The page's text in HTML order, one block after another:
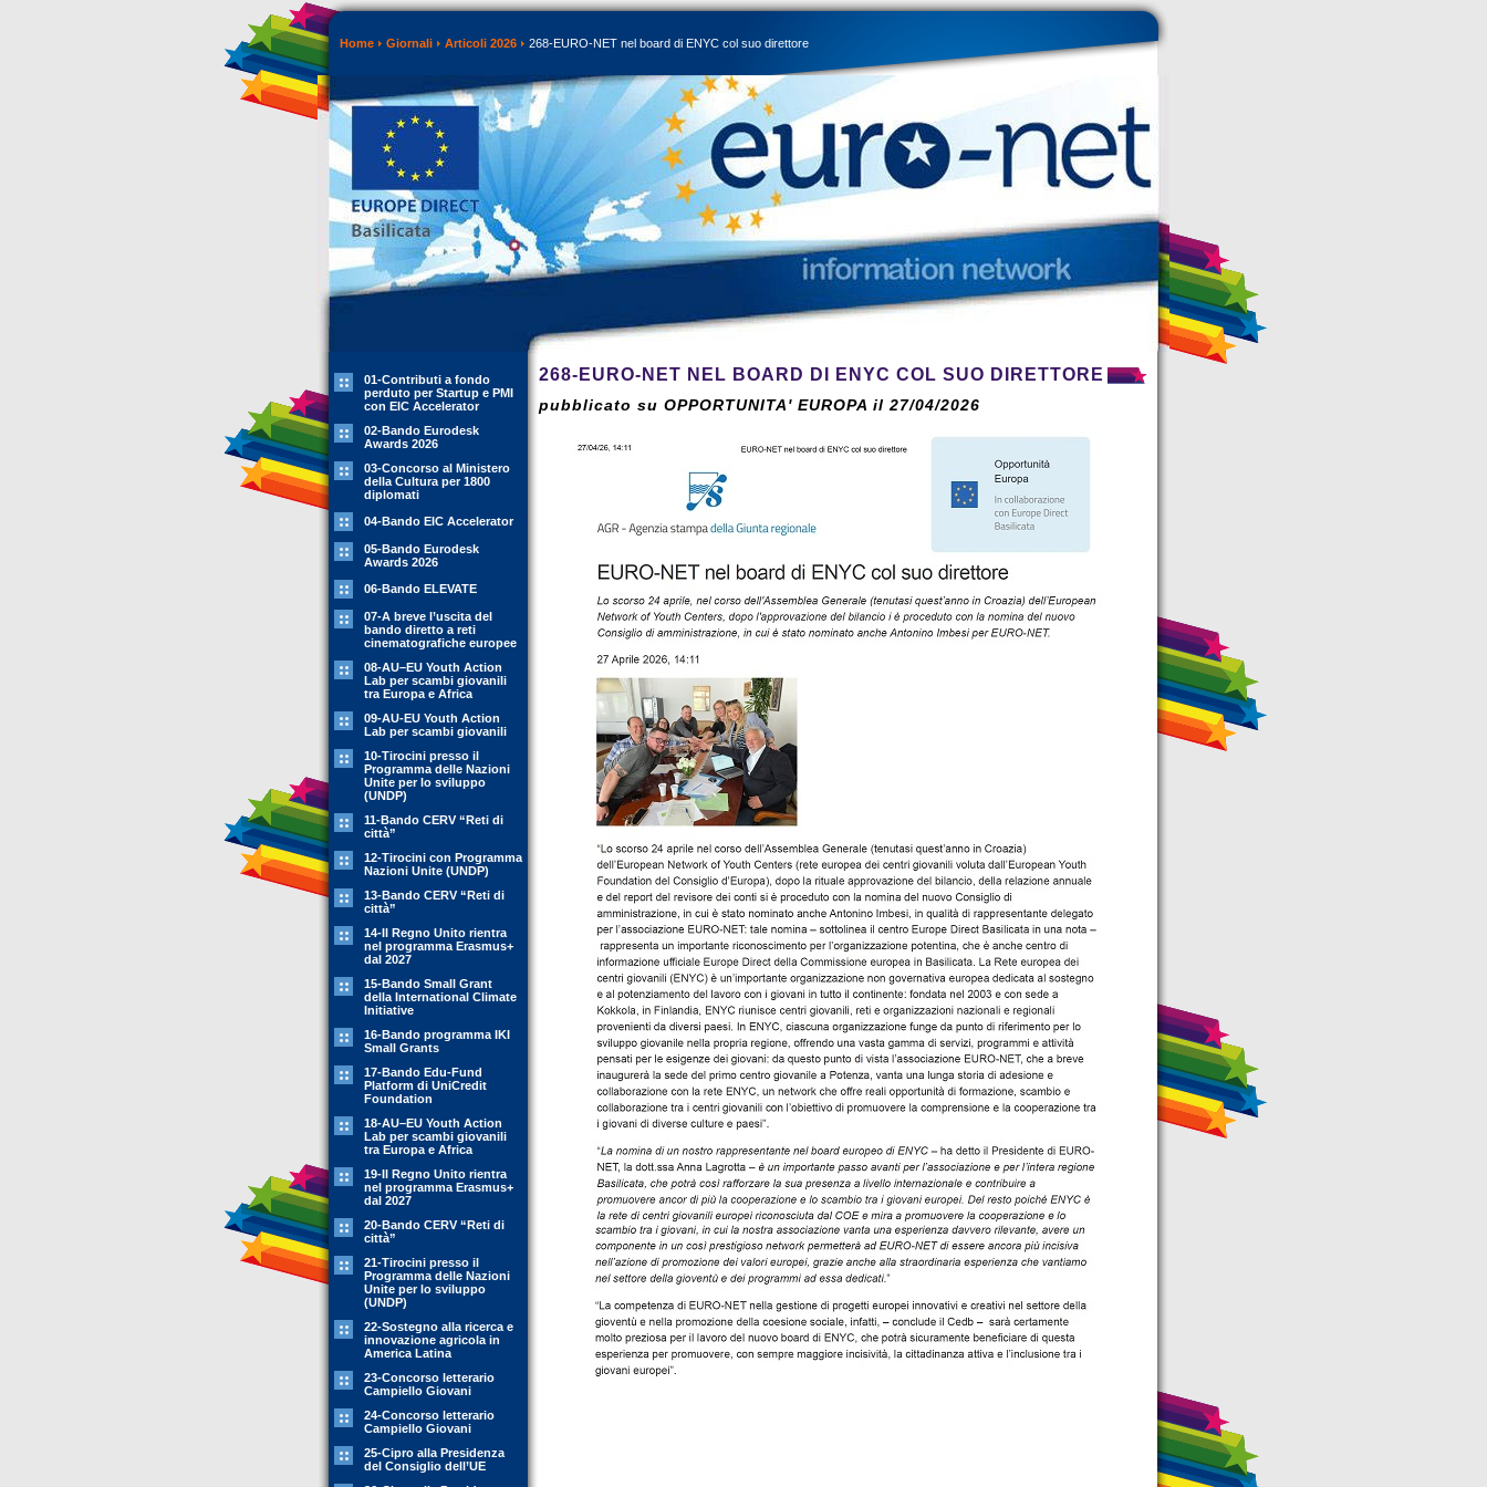
Home Giornali Articoli 2026 268-EURO-NET nel board di ENYC col suo direttore
01-Contributi a fondo
perduto per Startup e PMI
con EIC Accelerator
02-Bando Eurodesk
Awards 2026
03-Concorso al Ministero
della Cultura per 1800
diplomati
04-Bando EIC Accelerator
05-Bando Eurodesk
Awards 2026
06-Bando ELEVATE
07-A breve l’uscita del
bando diretto a reti
cinematografiche europee
08-AU–EU Youth Action
Lab per scambi giovanili
tra Europa e Africa
09-AU-EU Youth Action
Lab per scambi giovanili
10-Tirocini presso il
Programma delle Nazioni
Unite per lo sviluppo
(UNDP)
11-Bando CERV “Reti di
città”
12-Tirocini con Programma
Nazioni Unite (UNDP)
13-Bando CERV “Reti di
città”
14-Il Regno Unito rientra
nel programma Erasmus+
dal 2027
15-Bando Small Grant
della International Climate
Initiative
16-Bando programma IKI
Small Grants
17-Bando Edu-Fund
Platform di UniCredit
Foundation
18-AU–EU Youth Action
Lab per scambi giovanili
tra Europa e Africa
19-Il Regno Unito rientra
nel programma Erasmus+
dal 2027
20-Bando CERV “Reti di
città”
21-Tirocini presso il
Programma delle Nazioni
Unite per lo sviluppo
(UNDP)
22-Sostegno alla ricerca e
innovazione agricola in
America Latina
23-Concorso letterario
Campiello Giovani
24-Concorso letterario
Campiello Giovani
25-Cipro alla Presidenza
del Consiglio dell’UE
268-EURO-NET NEL BOARD DI ENYC COL SUO DIRETTORE
pubblicato su OPPORTUNITA' EUROPA il 27/04/2026